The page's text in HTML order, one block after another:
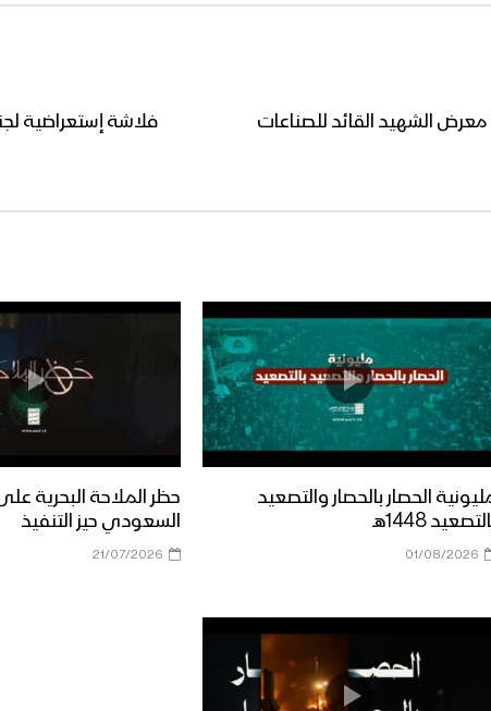
الشهيد القائد للصناعات
فلاشة إستعراضية
الحصار بالحصار والتصعيد
1448هـ
01/08/2026
حظر الملاحة البحرية
السعودي حيز التنفيذ
21/07/2026